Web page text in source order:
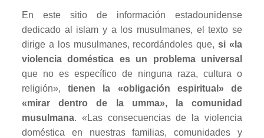
En este sitio de información estadounidense
dedicado al islam y a los musulmanes, el texto se
dirige a los musulmanes, recordándoles que,si «la
violencia doméstica es un problema universal
que no es específico de ninguna raza, cultura o
religión»,tienen la «obligación espiritual» de
«mirar dentro de la umma», la comunidad
musulmana. «Las consecuencias de la violencia
doméstica en nuestras familias, comunidades y